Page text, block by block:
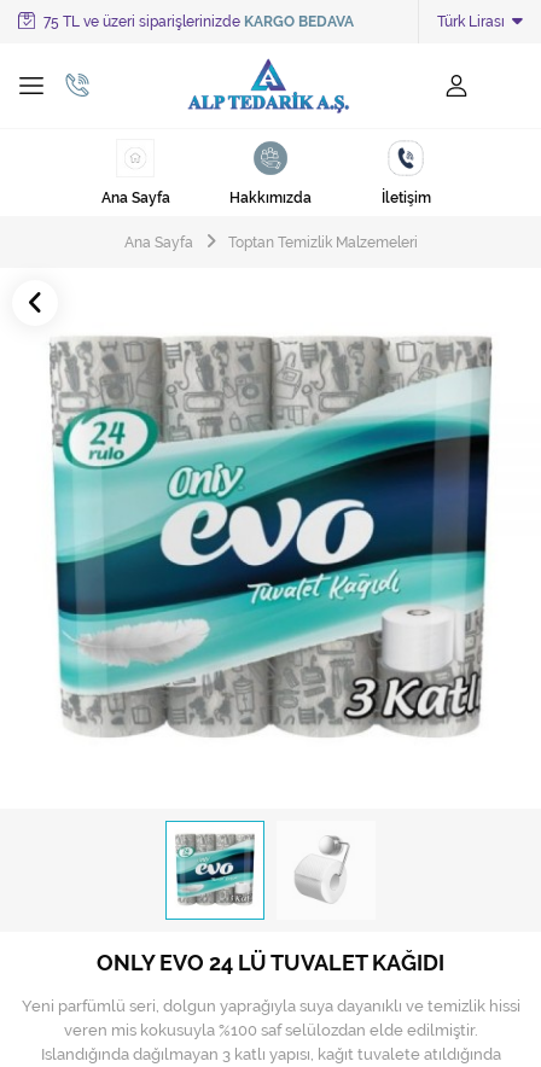
75 TL ve üzeri siparişlerinizde KARGO BEDAVA Türk Lirası
Tüm Kategoriler
Ayakkabı Cila Makineleri
Cila Makineleri
Çöp Torbaları
Deterjanlar
Endüstriyel Zemin Yıkama Makineleri
Halı Kurutma Makineleri
Halı Yıkama Makinesi
Hijyen Malzemeleri
Kıvırcık paspas
Mekanik Dış Alan Süpürücüler
Otel Ekipmanları
Sıfır Atık Çöp Torbaları
Tek-Çift Kovalı Temizlik Arabası
Toptan Temizlik Malzemeleri
Zemin Yıkama Pedleri
Ana Sayfa Hakkımızda İletişim
Ana Sayfa Toptan Temizlik Malzemeleri
ONLY EVO 24 LÜ TUVALET KAĞIDI
Yeni parfümlü seri, dolgun yaprağıyla suya dayanıklı ve temizlik hissi
veren mis kokusuyla %100 saf selülozdan elde edilmiştir.
Islandığında dağılmayan 3 katlı yapısı, kağıt tuvalete atıldığında